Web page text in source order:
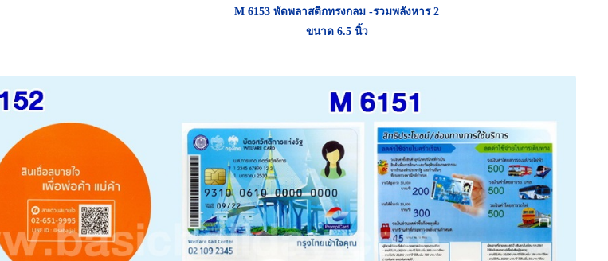
M 6153 พัดพลาสติกทรงกลม -รวมพลังหาร 2
ขนาด 6.5 นิ้ว